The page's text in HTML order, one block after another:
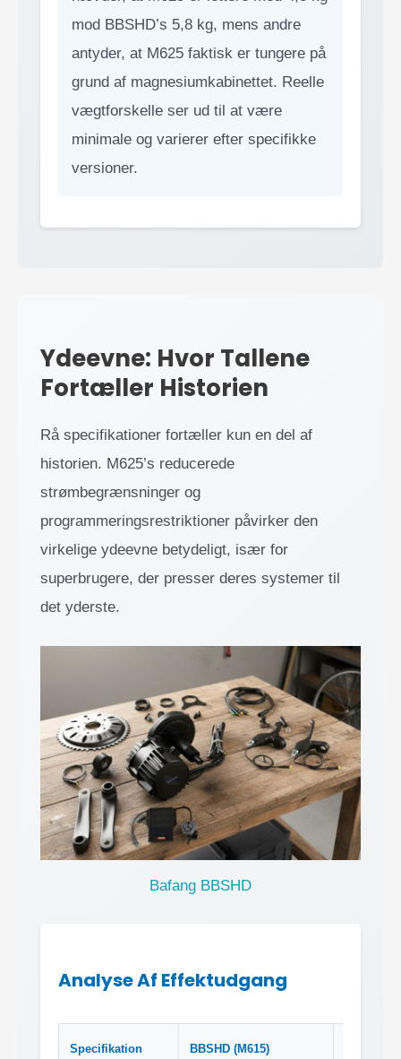
mod BBSHD’s 5,8 kg, mens andre
antyder, at M625 faktisk er tungere på
grund af magnesiumkabinettet. Reelle
vægtforskelle ser ud til at være
minimale og varierer efter specifikke
versioner.
Ydeevne: Hvor Tallene
Fortæller Historien
Rå specifikationer fortæller kun en del af
historien. M625’s reducerede
strømbegrænsninger og
programmeringsrestriktioner påvirker den
virkelige ydeevne betydeligt, især for
superbrugere, der presser deres systemer til
det yderste.
Bafang BBSHD
Analyse Af Effektudgang
Specifikation BBSHD (M615)